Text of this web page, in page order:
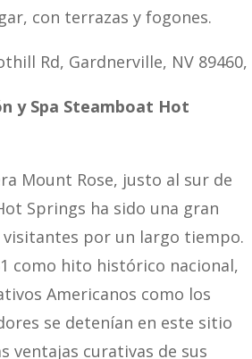
con terrazas y fogones.
Rd, Gardnerville, NV 89460,
y Spa Steamboat Hot
Mount Rose, justo al sur de
Springs ha sido una gran
por un largo tiempo.
como hito histórico nacional,
Americanos como los
se detenían en este sitio
ventajas curativas de sus